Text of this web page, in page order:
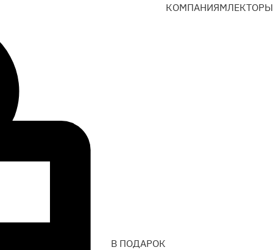
В ПОДАРОК
КОМПАНИЯМЛЕКТОРЫ